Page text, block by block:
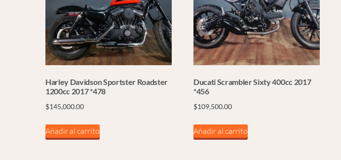
Harley Davidson Sportster Roadster
1200cc 2017 *478
$145,000.00
Añadir al carrito
Ducati Scrambler Sixty 400cc 2017
*456
$109,500.00
Añadir al carrito